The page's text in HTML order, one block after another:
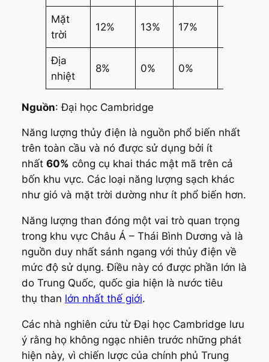
Mặt
trời
12% 13% 17%
Địa
nhiệt
8% 0% 0%
Nguồn: Đại học Cambridge
Năng lượng thủy điện là nguồn phổ biến nhất
trên toàn cầu và nó được sử dụng bởi ít
nhất 60% công cụ khai thác mật mã trên cả
bốn khu vực. Các loại năng lượng sạch khác
như gió và mặt trời dường như ít phổ biến hơn.
Năng lượng than đóng một vai trò quan trọng
trong khu vực Châu Á – Thái Bình Dương và là
nguồn duy nhất sánh ngang với thủy điện về
mức độ sử dụng. Điều này có được phần lớn là
do Trung Quốc, quốc gia hiện là nước tiêu
thụ than lớn nhất thế giới.
Các nhà nghiên cứu từ Đại học Cambridge lưu
ý rằng họ không ngạc nhiên trước những phát
hiện này, vì chiến lược của chính phủ Trung